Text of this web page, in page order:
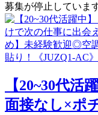
募集が停止していま
【20~30代活
面接なし×ポ